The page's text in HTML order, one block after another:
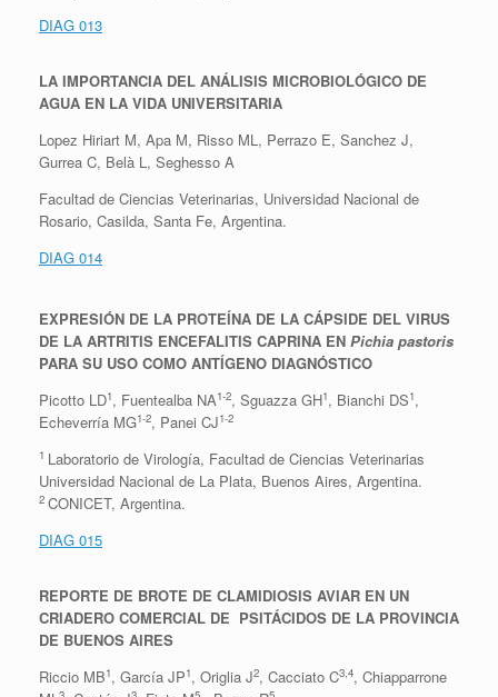
DIAG 013
LA IMPORTANCIA DEL ANÁLISIS MICROBIOLÓGICO DE
AGUA EN LA VIDA UNIVERSITARIA
Lopez Hiriart M, Apa M, Risso ML, Perrazo E, Sanchez J,
Gurrea C, Belà L, Seghesso A
Facultad de Ciencias Veterinarias, Universidad Nacional de
Rosario, Casilda, Santa Fe, Argentina.
DIAG 014
EXPRESIÓN DE LA PROTEÍNA DE LA CÁPSIDE DEL VIRUS
DE LA ARTRITIS ENCEFALITIS CAPRINA EN Pichia pastoris
PARA SU USO COMO ANTÍGENO DIAGNÓSTICO
Picotto LD1, Fuentealba NA1-2, Sguazza GH1, Bianchi DS1,
Echeverría MG1-2, Panei CJ1-2
1 Laboratorio de Virología, Facultad de Ciencias Veterinarias
Universidad Nacional de La Plata, Buenos Aires, Argentina.
2 CONICET, Argentina.
DIAG 015
REPORTE DE BROTE DE CLAMIDIOSIS AVIAR EN UN
CRIADERO COMERCIAL DE PSITÁCIDOS DE LA PROVINCIA
DE BUENOS AIRES
Riccio MB1, García JP1, Origlia J2, Cacciato C3,4, Chiapparrone